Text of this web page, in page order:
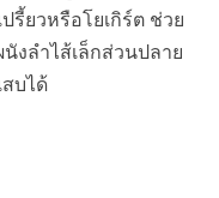
รี้ยวหรือโยเกิร์ต ช่วย
งลำไส้เล็กส่วนปลาย
บได้